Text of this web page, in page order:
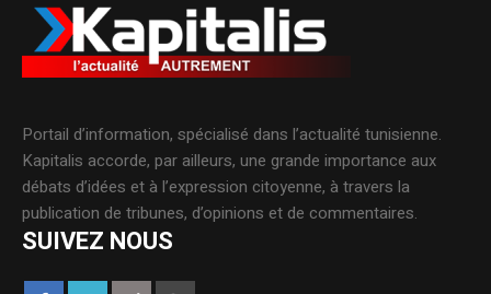
Portail d’information, spécialisé dans l’actualité tunisienne.
Kapitalis accorde, par ailleurs, une grande importance aux
débats d’idées et à l’expression citoyenne, à travers la
publication de tribunes, d’opinions et de commentaires.
SUIVEZ NOUS